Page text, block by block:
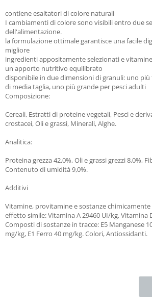
contiene esaltatori di colore naturali
I cambiamenti di colore sono visibili entro due
dell'alimentazione.
la formulazione ottimale garantisce una facile
migliore
ingredienti appositamente selezionati e
un apporto nutritivo equilibrato
disponibile in due dimensioni di granuli: uno più
di media taglia, uno più grande per pesci adulti
Composizione:
Cereali, Estratti di proteine vegetali, Pesci e
crostacei, Oli e grassi, Minerali, Alghe.
Analitica:
Proteina grezza 42,0%, Oli e grassi grezzi 8,0%,
Contenuto di umidità 9,0%.
Additivi
Vitamine, provitamine e sostanze
effetto simile: Vitamina A 29460 UI/kg, Vitamina
Composti di sostanze in tracce: E5 Manganese
mg/kg, E1 Ferro 40 mg/kg. Colori, Antiossidanti.